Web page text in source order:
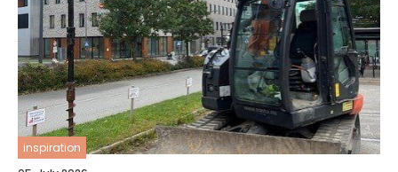
inspiration